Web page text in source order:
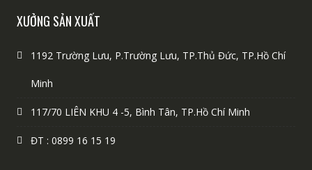
XƯỞNG SẢN XUẤT
1192 Trường Lưu, P.Trường Lưu, TP.Thủ Đức, TP.Hồ Chí
Minh
117/70 LIÊN KHU 4 -5, Bình Tân, TP.Hồ Chí Minh
ĐT : 0899 16 15 19